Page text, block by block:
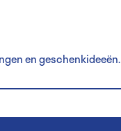
en geschenkideeën.